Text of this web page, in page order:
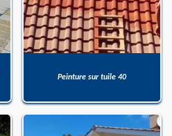
Peinture sur tuile 40